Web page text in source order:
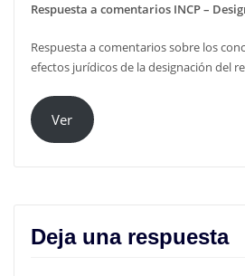
Respuesta a comentarios INCP –
Respuesta a comentarios sobre los
efectos jurídicos de la designación del
Ver
Deja una respuesta